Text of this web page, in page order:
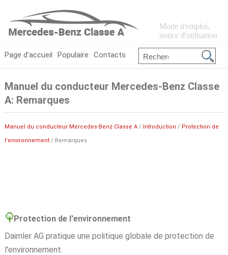
Mode d'emploi,
notice d'utilisation
Page d'accueil Populaire Contacts
Manuel du conducteur Mercedes-Benz Classe
A: Remarques
Manuel du conducteur Mercedes-Benz Classe A/ Introduction / Protection de
l'environnement/ Remarques
Protection de l'environnement
Daimler AG pratique une politique globale de protection de
l'environnement.